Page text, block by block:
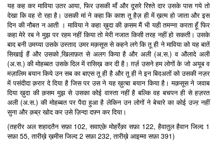
यह कह कर माविया उतर आया, फिर उसकी माँ और दूसरे रिश्ते दार उसके पास गये तो
देखा कि वह रो रहा है। उसकी मां ने कहा कि काश तू हैज़ ही में ख़त्म हो जाता और इस
दिन की नौबत न आती । माविया ने कहा ख़ुदा की क़सम मैं भी यही तमन्ना करता हूँ फिर
कहा मेरे रब ने मुझ पर रहम नहीं किया तो मेरी नजात किसी तरह नहीं हो सकती। उसके
बाद बनी उमय्या उसके उस्ताद उमर मक़सूस से कहने लगे कि तू ही ने माविया को यह बातें
सिखाई हैं और उसको खि़लाफ़त से अलग किया है और अली (अ.स.) व औलादे अली
(अ.स.) की मोहब्बत उसके दिल में रासिख़ कर दी है। ग़र्ज़ उसने हम लोगों के जो अयूब व
मज़ालिम बयान किये उन सब का बाएस तू ही है और तू ही ने इन बिदअतों को उसकी नज़र
में पसंदीदा क़रार दे दिया है जिस पर उस ने यह ख़ुत्बा बयान किया है। मक़सूस ने जवाब
दिया ख़ुदा की क़सम मुझ से उसका कोई वास्ता नहीं है बल्कि वह बचपन ही से हज़रत
अली (अ.स.) की मोहब्बत पर पैदा हुआ है लेकिन उन लोगों ने बेचारे का कोई उज्ऱ नहीं
सुना और क़ब्र खोद कर उसे ज़िन्दा दफ़्न कर दिया।
(तहरीर अल शहादतैन सफ़ा 102, सवाएक़े मोहर्रेक़ा सफ़ा 122, हैवातुल हैवान जिल्द 1
सफ़ा 55, तारीख़े ख़मीस जिल्द 2 सफ़ा 232, तारीख़े आइम्मा सफ़ा 391)